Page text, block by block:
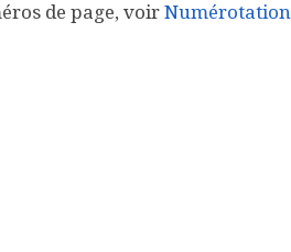
de page, voir Numérotation